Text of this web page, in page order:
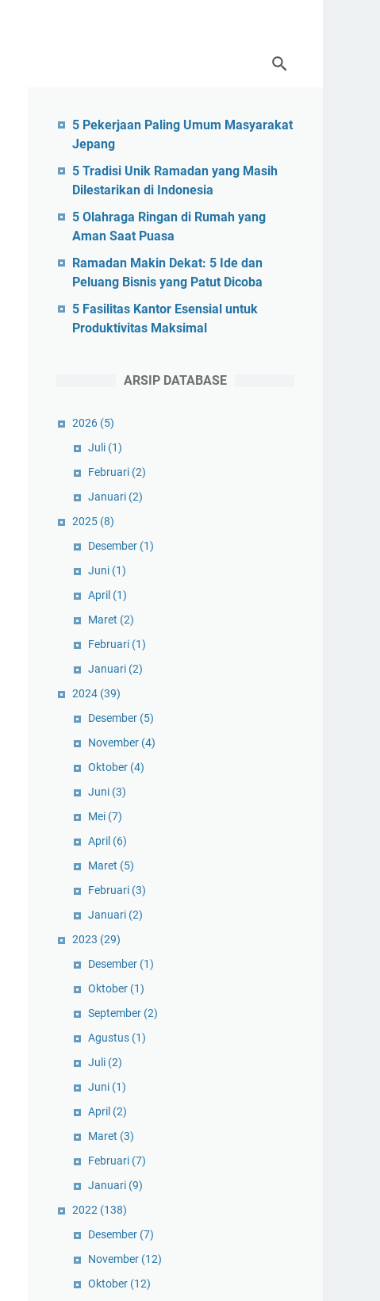
5 Pekerjaan Paling Umum Masyarakat
Jepang
5 Tradisi Unik Ramadan yang Masih
Dilestarikan di Indonesia
5 Olahraga Ringan di Rumah yang
Aman Saat Puasa
Ramadan Makin Dekat: 5 Ide dan
Peluang Bisnis yang Patut Dicoba
5 Fasilitas Kantor Esensial untuk
Produktivitas Maksimal
ARSIP DATABASE
2026 (5)
Juli (1)
Februari (2)
Januari (2)
2025 (8)
Desember (1)
Juni (1)
April (1)
Maret (2)
Februari (1)
Januari (2)
2024 (39)
Desember (5)
November (4)
Oktober (4)
Juni (3)
Mei (7)
April (6)
Maret (5)
Februari (3)
Januari (2)
2023 (29)
Desember (1)
Oktober (1)
September (2)
Agustus (1)
Juli (2)
Juni (1)
April (2)
Maret (3)
Februari (7)
Januari (9)
2022 (138)
Desember (7)
November (12)
Oktober (12)